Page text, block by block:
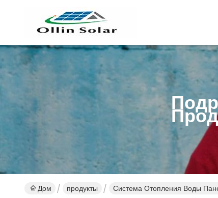
Дом продукты Система Отопления Воды